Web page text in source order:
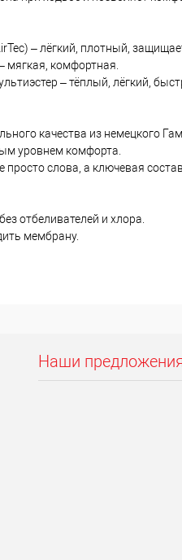
– лёгкий, плотный,
мягкая, комфортная.
– тёплый, лёгкий,
качества из немецкого
уровнем комфорта.
просто слова, а ключевая
отбеливателей и хлора.
мембрану.
Наши